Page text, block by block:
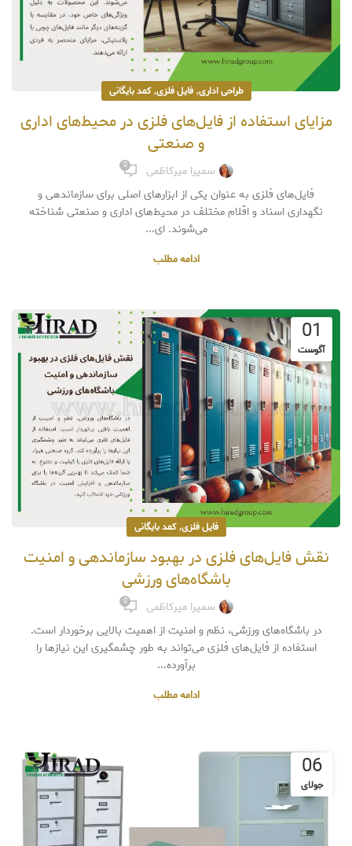
طراحی اداری,فایل فلزی,کمد بایگانی
مزایای استفاده از فایل‌های فلزی در محیط‌های اداری
و صنعتی
سمیرا میرکاظمی 0
فایل‌های فلزی به عنوان یکی از ابزارهای اصلی برای سازماندهی و
نگهداری اسناد و اقلام مختلف در محیط‌های اداری و صنعتی شناخته
می‌شوند. ای...
ادامه مطلب
01
آگوست
فایل فلزی,کمد بایگانی
نقش فایل‌های فلزی در بهبود سازماندهی و امنیت
باشگاه‌های ورزشی
سمیرا میرکاظمی 0
در باشگاه‌های ورزشی، نظم و امنیت از اهمیت بالایی برخوردار است.
استفاده از فایل‌های فلزی می‌تواند به طور چشمگیری این نیازها را
برآورده...
ادامه مطلب
06
جولای